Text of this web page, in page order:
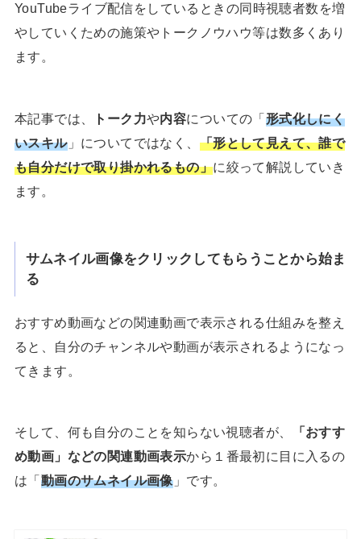
YouTubeライブ配信をしているときの同時視聴者数を増
やしていくための施策やトークノウハウ等は数多くあり
ます。
本記事では、 トーク力や内容についての「形式化しにく
いスキル」についてではなく、 「形として見えて、誰で
も自分だけで取り掛かれるもの」に絞って解説していき
ます。
サムネイル画像をクリックしてもらうことから始ま
る
おすすめ動画などの関連動画で表示される仕組みを整え
ると、自分のチャンネルや動画が表示されるようになっ
てきます。
そして、何も自分のことを知らない視聴者が、
「おすす
め動画」などの関連動画表示から１番最初に目に入るの
は「動画のサムネイル画像」です。